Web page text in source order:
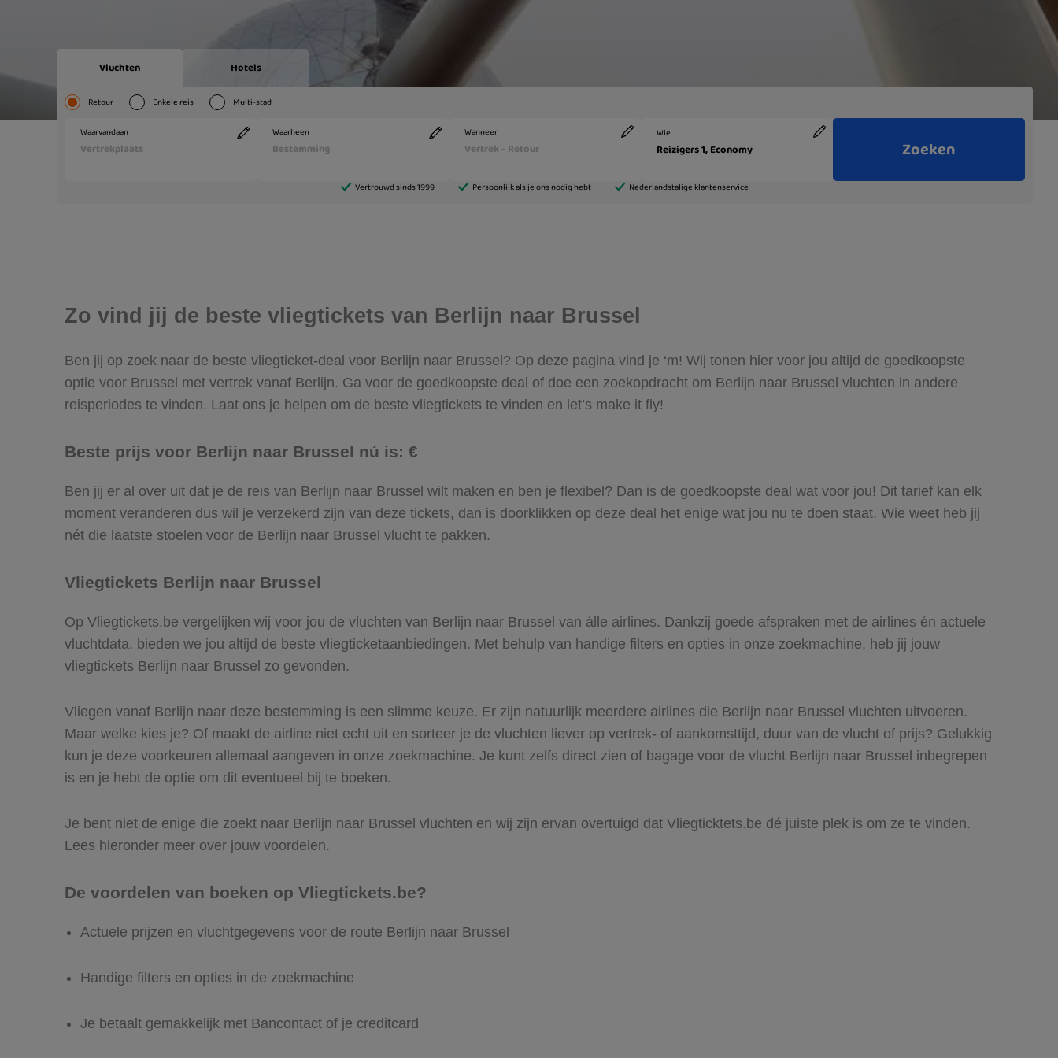
Zo vind jij de beste vliegtickets van Berlijn naar Brussel
Ben jij op zoek naar de beste vliegticket-deal voor Berlijn naar Brussel? Op deze pagina vind je ‘m! Wij tonen hier voor jou altijd de goedkoopste
optie voor Brussel met vertrek vanaf Berlijn. Ga voor de goedkoopste deal of doe een zoekopdracht om Berlijn naar Brussel vluchten in andere
reisperiodes te vinden. Laat ons je helpen om de beste vliegtickets te vinden en let’s make it fly!
Beste prijs voor Berlijn naar Brussel nú is: €
Ben jij er al over uit dat je de reis van Berlijn naar Brussel wilt maken en ben je flexibel? Dan is de goedkoopste deal wat voor jou! Dit tarief kan elk
moment veranderen dus wil je verzekerd zijn van deze tickets, dan is doorklikken op deze deal het enige wat jou nu te doen staat. Wie weet heb jij
nét die laatste stoelen voor de Berlijn naar Brussel vlucht te pakken.
Vliegtickets Berlijn naar Brussel
Op Vliegtickets.be vergelijken wij voor jou de vluchten van Berlijn naar Brussel van álle airlines. Dankzij goede afspraken met de airlines én actuele
vluchtdata, bieden we jou altijd de beste vliegticketaanbiedingen. Met behulp van handige filters en opties in onze zoekmachine, heb jij jouw
vliegtickets Berlijn naar Brussel zo gevonden.
Vliegen vanaf Berlijn naar deze bestemming is een slimme keuze. Er zijn natuurlijk meerdere airlines die Berlijn naar Brussel vluchten uitvoeren.
Maar welke kies je? Of maakt de airline niet echt uit en sorteer je de vluchten liever op vertrek- of aankomsttijd, duur van de vlucht of prijs? Gelukkig
kun je deze voorkeuren allemaal aangeven in onze zoekmachine. Je kunt zelfs direct zien of bagage voor de vlucht Berlijn naar Brussel inbegrepen
is en je hebt de optie om dit eventueel bij te boeken.
Je bent niet de enige die zoekt naar Berlijn naar Brussel vluchten en wij zijn ervan overtuigd dat Vliegticktets.be dé juiste plek is om ze te vinden.
Lees hieronder meer over jouw voordelen.
De voordelen van boeken op Vliegtickets.be?
Actuele prijzen en vluchtgegevens voor de route Berlijn naar Brussel
Handige filters en opties in de zoekmachine
Je betaalt gemakkelijk met Bancontact of je creditcard